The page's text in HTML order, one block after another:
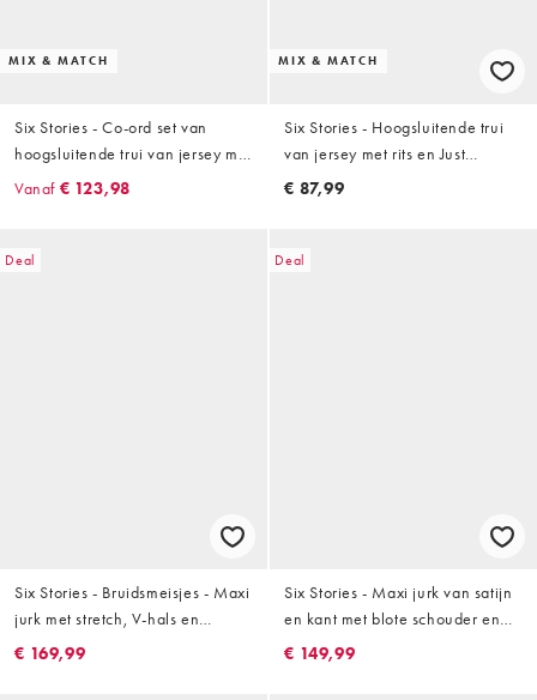
MIX & MATCH
Six Stories - Co-ord set van
hoogsluitende trui van jersey met
'Just Married'-print en rits en
Vanaf € 123,98
MIX & MATCH
Six Stories - Hoogsluitende trui
van jersey met rits en Just
Married-print in wit, deel van co-
€ 87,99
Deal
Six Stories - Bruidsmeisjes - Maxi
jurk met stretch, V-hals en
gerimpeld paneel in saliegroen
€ 169,99
Deal
Six Stories - Maxi jurk van satijn
en kant met blote schouder en
dijsplit in orchidee paars
€ 149,99